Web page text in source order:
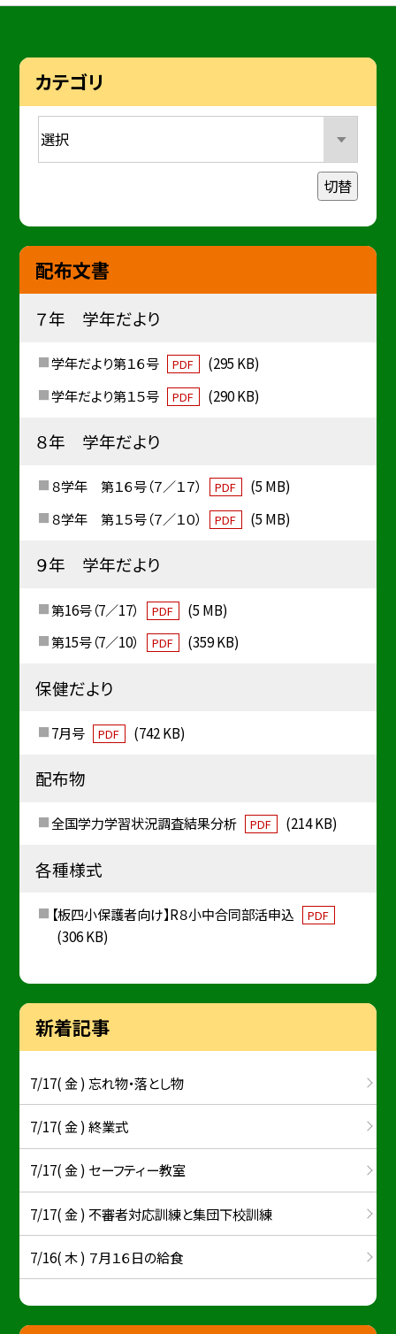
カテゴリ
切替
配布文書
７年 学年だより
学年だより第１６号 PDF
(295 KB)
学年だより第１５号
PDF (290 KB)
８年 学年だより
８学年 第１６号（７／１７） PDF
(5 MB)
８学年 第１５号（７／１０）
PDF (5 MB)
９年 学年だより
第16号（7／17） PDF
(5 MB)
第15号（7／10）
PDF (359 KB)
保健だより
7月号 PDF (742 KB)
配布物
全国学力学習状況調査結果分析 PDF (214 KB)
各種様式
【板四小保護者向け】R８小中合同部活申込 PDF
(306 KB)
新着記事
7/17( 金 ) 忘れ物・落とし物
7/17( 金 ) 終業式
7/17( 金 ) セーフティー教室
7/17( 金 ) 不審者対応訓練と集団下校訓練
7/16( 木 ) ７月１６日の給食